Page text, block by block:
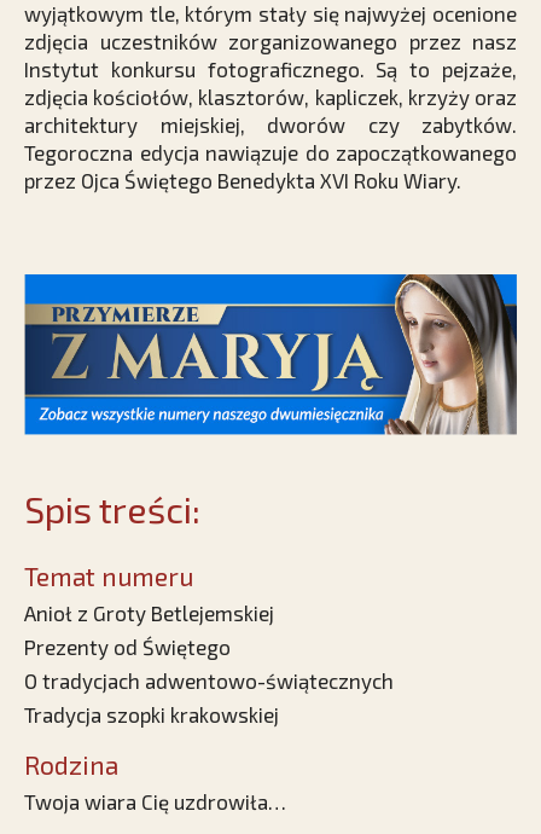
wyjątkowym tle, którym stały się najwyżej ocenione
zdjęcia uczestników zorganizowanego przez nasz
Instytut konkursu fotograficznego. Są to pejzaże,
zdjęcia kościołów, klasztorów, kapliczek, krzyży oraz
architektury miejskiej, dworów czy zabytków.
Tegoroczna edycja nawiązuje do zapoczątkowanego
przez Ojca Świętego Benedykta XVI Roku Wiary.
Spis treści:
Temat numeru
Anioł z Groty Betlejemskiej
Prezenty od Świętego
O tradycjach adwentowo-świątecznych
Tradycja szopki krakowskiej
Rodzina
Twoja wiara Cię uzdrowiła…